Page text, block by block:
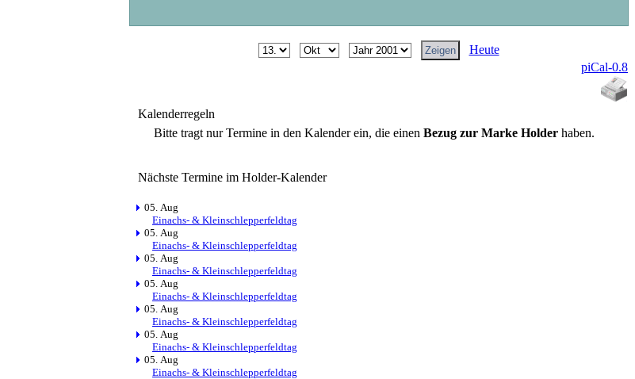
Heute
piCal-0.8
Kalenderregeln
Bitte tragt nur Termine in den Kalender ein, die einen Bezug zur Marke Holder haben.
Nächste Termine im Holder-Kalender
05. Aug
Einachs- & Kleinschlepperfeldtag
05. Aug
Einachs- & Kleinschlepperfeldtag
05. Aug
Einachs- & Kleinschlepperfeldtag
05. Aug
Einachs- & Kleinschlepperfeldtag
05. Aug
Einachs- & Kleinschlepperfeldtag
05. Aug
Einachs- & Kleinschlepperfeldtag
05. Aug
Einachs- & Kleinschlepperfeldtag